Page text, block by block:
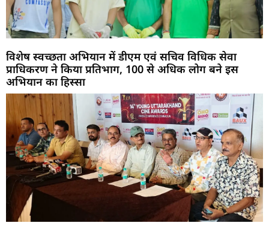
विशेष स्वच्छता अभियान में डीएम एवं सचिव विधिक सेवा
प्राधिकरण ने किया प्रतिभाग, 100 से अधिक लोग बने इस
अभियान का हिस्सा